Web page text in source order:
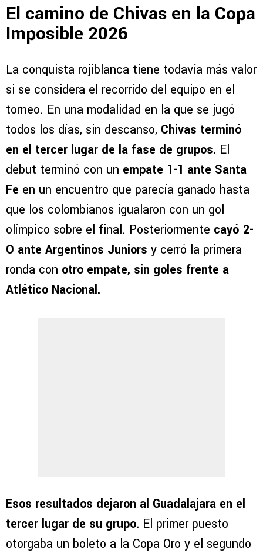
El camino de Chivas en la Copa
Imposible 2026
La conquista rojiblanca tiene todavía más valor
si se considera el recorrido del equipo en el
torneo. En una modalidad en la que se jugó
todos los días, sin descanso, Chivas terminó
en el tercer lugar de la fase de grupos. El
debut terminó con un empate 1-1 ante Santa
Fe en un encuentro que parecía ganado hasta
que los colombianos igualaron con un gol
olímpico sobre el final. Posteriormente cayó 2-
O ante Argentinos Juniors y cerró la primera
ronda con otro empate, sin goles frente a
Atlético Nacional.
Esos resultados dejaron al Guadalajara en el
tercer lugar de su grupo. El primer puesto
otorgaba un boleto a la Copa Oro y el segundo